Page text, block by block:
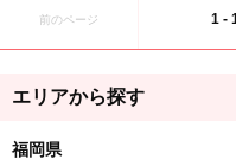
前のページ 1 -
エリアから探す
福岡県